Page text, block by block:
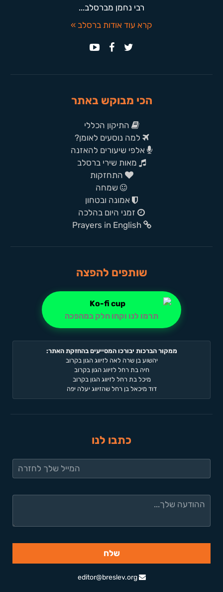
רבי נחמן מברסלב...
קרא עוד אודות ברסלב »
הכי מבוקש באתר
התיקון הכללי
למה נוסעים לאומן?
אלפי שיעורים להאזנה
מאות שירי ברסלב
התחזקות
שמחה
אמונה ובטחון
זמני היום בהלכה
Prayers in English
שותפים להפצה
תרמו לנו וקחו חלק במהפכה
ממקור הברכות יבורכו המסייעים בהחזקת האתר:
יהשוע בן שרה לאה לזיווג הגון בקרוב
חיה בת רחל לזיווג הגון בקרוב
מיכל בת רחל לזיווג הגון בקרוב
דוד מיכאל בן רחל שהזיווג יעלה יפה
כתבו לנו
editor@breslev.org